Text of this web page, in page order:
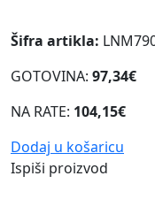
Šifra artikla:
GOTOVINA: 97,34€
NA RATE: 104,15€
Dodaj u košaricu
Ispiši proizvod